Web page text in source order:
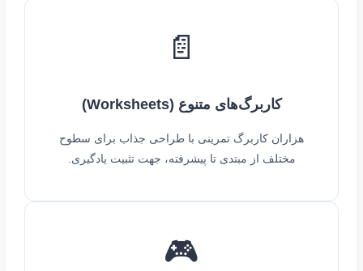
📄
کاربرگ‌های متنوع (Worksheets)
هزاران کاربرگ تمرینی با طراحی جذاب برای سطوح
مختلف از مبتدی تا پیشرفته، جهت تثبیت یادگیری.
🎮